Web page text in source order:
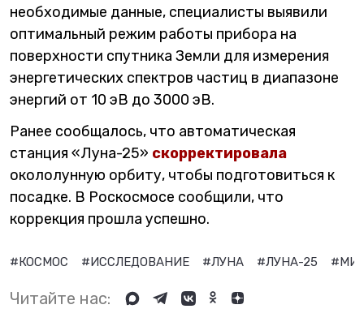
необходимые данные, специалисты выявили
оптимальный режим работы прибора на
поверхности спутника Земли для измерения
энергетических спектров частиц в диапазоне
энергий от 10 эВ до 3000 эВ.
Ранее сообщалось, что автоматическая
станция «Луна-25» скорректировала
окололунную орбиту, чтобы подготовиться к
посадке. В Роскосмосе сообщили, что
коррекция прошла успешно.
#КОСМОС #ИССЛЕДОВАНИЕ #ЛУНА #ЛУНА-25
Читайте нас: